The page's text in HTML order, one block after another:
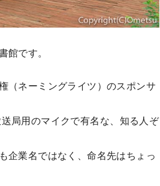
です。
（ネーミングライツ）のスポンサ
局用のマイクで有名な、知る人ぞ
企業名ではなく、命名先はちょっ